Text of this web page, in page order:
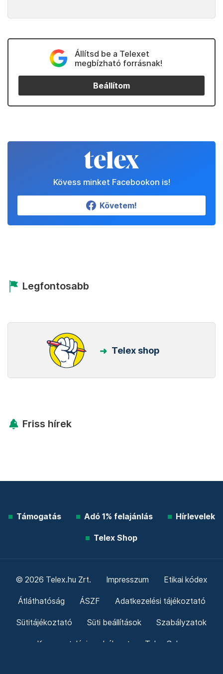
Állítsd be a Telexet
megbízható forrásnak!
Beállítom
Kövess minket Facebookon is!
Követem!
Legfontosabb
Telex shop
Friss hírek
Támogatás Adó 1% felajánlás Hírlevelek
Telex Shop
© 2026 Telex.hu Zrt. Impresszum Etikai kódex
Átláthatóság ÁSZF Adatkezelési tájékoztató
Sütitájékoztató Süti beállítások Szabályzatok
Kommentelési szabályzat Telex Sales